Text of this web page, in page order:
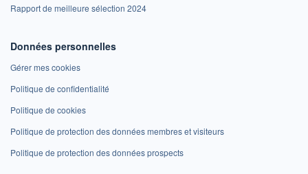
Rapport de meilleure sélection 2024
Données personnelles
Gérer mes cookies
Politique de confidentialité
Politique de cookies
Politique de protection des données membres et visiteurs
Politique de protection des données prospects